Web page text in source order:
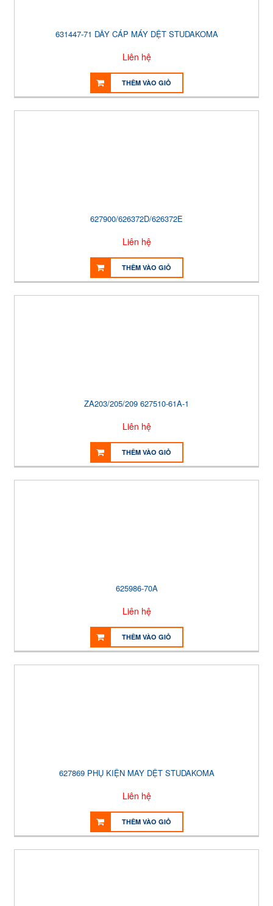
631447-71 DÂY CÁP MÁY DỆT STUDAKOMA
Liên hệ
THÊM VÀO GIỎ
627900/626372D/626372E
Liên hệ
THÊM VÀO GIỎ
ZA203/205/209 627510-61A-1
Liên hệ
THÊM VÀO GIỎ
625986-70A
Liên hệ
THÊM VÀO GIỎ
627869 PHỤ KIỆN MAY DỆT STUDAKOMA
Liên hệ
THÊM VÀO GIỎ